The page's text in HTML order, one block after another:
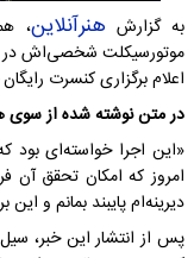
به گزارش هنرآنلاین،
موتورسیکلت شخصی‌اش در
اعلام برگزاری کنسرت
در متن نوشته شده از سوی
«این اجرا خواسته‌ای بود
امروز که امکان تحقق آن
دیرینه‌ام پایبند بمانم و این
پس از انتشار این خبر،